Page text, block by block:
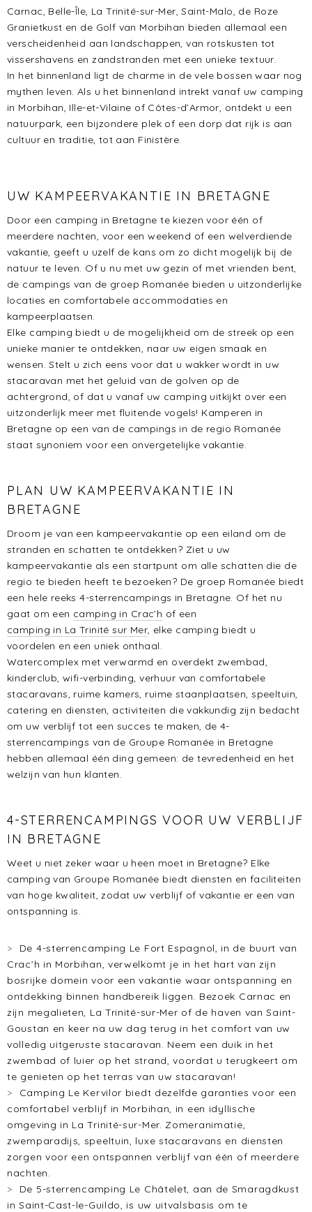
Carnac, Belle-Île, La Trinité-sur-Mer, Saint-Malo, de Roze
Granietkust en de Golf van Morbihan bieden allemaal een
verscheidenheid aan landschappen, van rotskusten tot
vissershavens en zandstranden met een unieke textuur.
In het binnenland ligt de charme in de vele bossen waar nog
mythen leven. Als u het binnenland intrekt vanaf uw camping
in Morbihan, Ille-et-Vilaine of Côtes-d’Armor, ontdekt u een
natuurpark, een bijzondere plek of een dorp dat rijk is aan
cultuur en traditie, tot aan Finistère.
UW KAMPEERVAKANTIE IN BRETAGNE
Door een camping in Bretagne te kiezen voor één of
meerdere nachten, voor een weekend of een welverdiende
vakantie, geeft u uzelf de kans om zo dicht mogelijk bij de
natuur te leven. Of u nu met uw gezin of met vrienden bent,
de campings van de groep Romanée bieden u uitzonderlijke
locaties en comfortabele accommodaties en
kampeerplaatsen.
Elke camping biedt u de mogelijkheid om de streek op een
unieke manier te ontdekken, naar uw eigen smaak en
wensen. Stelt u zich eens voor dat u wakker wordt in uw
stacaravan met het geluid van de golven op de
achtergrond, of dat u vanaf uw camping uitkijkt over een
uitzonderlijk meer met fluitende vogels! Kamperen in
Bretagne op een van de campings in de regio Romanée
staat synoniem voor een onvergetelijke vakantie.
PLAN UW KAMPEERVAKANTIE IN
BRETAGNE
Droom je van een kampeervakantie op een eiland om de
stranden en schatten te ontdekken? Ziet u uw
kampeervakantie als een startpunt om alle schatten die de
regio te bieden heeft te bezoeken? De groep Romanée biedt
een hele reeks 4-sterrencampings in Bretagne. Of het nu
gaat om een camping in Crac’h of een
camping in La Trinité sur Mer, elke camping biedt u
voordelen en een uniek onthaal.
Watercomplex met verwarmd en overdekt zwembad,
kinderclub, wifi-verbinding, verhuur van comfortabele
stacaravans, ruime kamers, ruime staanplaatsen, speeltuin,
catering en diensten, activiteiten die vakkundig zijn bedacht
om uw verblijf tot een succes te maken, de 4-
sterrencampings van de Groupe Romanée in Bretagne
hebben allemaal één ding gemeen: de tevredenheid en het
welzijn van hun klanten.
4-STERRENCAMPINGS VOOR UW VERBLIJF
IN BRETAGNE
Weet u niet zeker waar u heen moet in Bretagne? Elke
camping van Groupe Romanée biedt diensten en faciliteiten
van hoge kwaliteit, zodat uw verblijf of vakantie er een van
ontspanning is.
De 4-sterrencamping Le Fort Espagnol, in de buurt van
Crac’h in Morbihan, verwelkomt je in het hart van zijn
bosrijke domein voor een vakantie waar ontspanning en
ontdekking binnen handbereik liggen. Bezoek Carnac en
zijn megalieten, La Trinité-sur-Mer of de haven van Saint-
Goustan en keer na uw dag terug in het comfort van uw
volledig uitgeruste stacaravan. Neem een duik in het
zwembad of luier op het strand, voordat u terugkeert om
te genieten op het terras van uw stacaravan!
Camping Le Kervilor biedt dezelfde garanties voor een
comfortabel verblijf in Morbihan, in een idyllische
omgeving in La Trinité-sur-Mer. Zomeranimatie,
zwemparadijs, speeltuin, luxe stacaravans en diensten
zorgen voor een ontspannen verblijf van één of meerdere
nachten.
De 5-sterrencamping Le Châtelet, aan de Smaragdkust
in Saint-Cast-le-Guildo, is uw uitvalsbasis om te